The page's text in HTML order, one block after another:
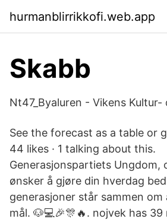
hurmanblirrikkofi.web.app
Skabb
Nt47_Byaluren - Vikens
See the forecast as a table or
44 likes · 1 talking about this.
Generasjonspartiets Ungdom,
ønsker å gjøre din hverdag
generasjoner står sammen om
mål. 🐶💻🎉🎊🔥. nojvek has